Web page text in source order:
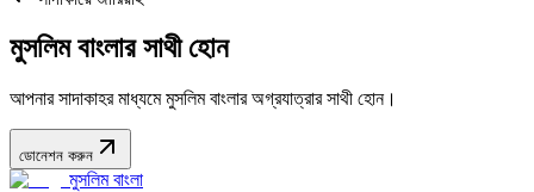
মুসলিম বাংলার সাথী হোন
আপনার সাদাকাহর মাধ্যমে মুসলিম বাংলার অগ্রযাত্রার সাথী হোন।
ডোনেশন করুন
মুসলিম বাংলা